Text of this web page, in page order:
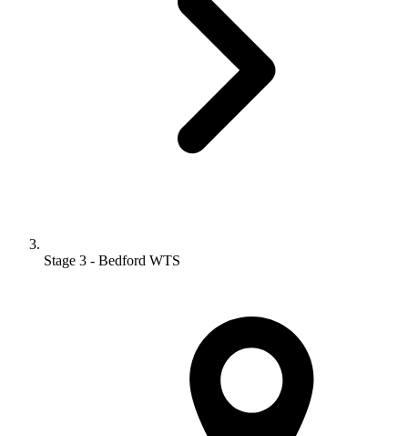
Stage 3 - Bedford WTS